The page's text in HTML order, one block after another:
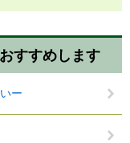
すすめします
ー